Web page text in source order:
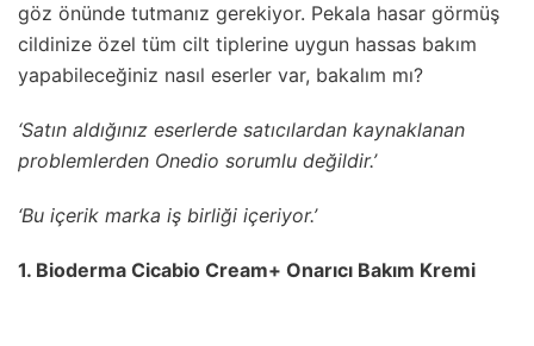
göz önünde tutmanız gerekiyor. Pekala hasar görmüş
cildinize özel tüm cilt tiplerine uygun hassas bakım
yapabileceğiniz nasıl eserler var, bakalım mı?
‘Satın aldığınız eserlerde satıcılardan kaynaklanan
problemlerden Onedio sorumlu değildir.’
‘Bu içerik marka iş birliği içeriyor.’
1. Bioderma Cicabio Cream+ Onarıcı Bakım Kremi